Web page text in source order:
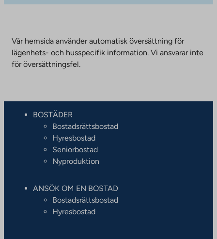
Vår hemsida använder automatisk översättning för
lägenhets- och husspecifik information. Vi ansvarar inte
för översättningsfel.
BOSTÄDER
Bostadsrättsbostad
Hyresbostad
Seniorbostad
Nyproduktion
ANSÖK OM EN BOSTAD
Bostadsrättsbostad
Hyresbostad